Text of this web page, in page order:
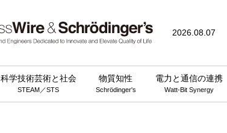
2026.08.07
科学技術芸術と社会
STEAM／STS
物質知性
Schrödinger's
電力と通信の連携
Watt-Bit Synergy